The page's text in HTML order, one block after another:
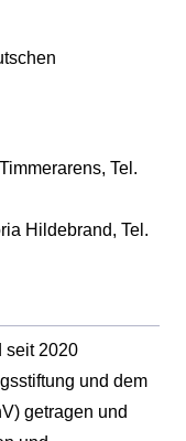
Tel.
Hildebrand, Tel.
seit 2020
und dem
getragen und